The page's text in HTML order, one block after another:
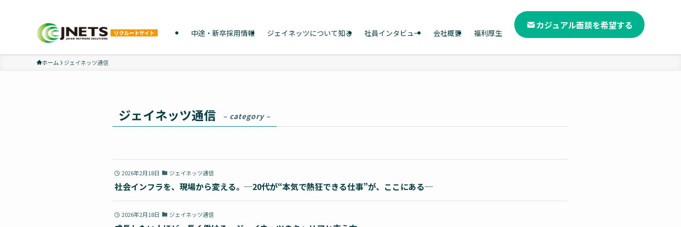
中途・新卒採用情報 ジェイネッツについて知る 社員インタビュー 会社概要 福利厚生
カジュアル面談を希望する
ホーム ジェイネッツ通信
ジェイネッツ通信 – category –
2026年2月18日 ジェイネッツ通信
社会インフラを、現場から変える。─20代が“本気で熱狂できる仕事”が、ここにある─
2026年2月18日 ジェイネッツ通信